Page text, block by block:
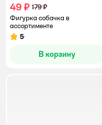
49 ₽ 179 ₽
Фигурка собачка в
ассортименте
Рейтинг:
5
В корзину